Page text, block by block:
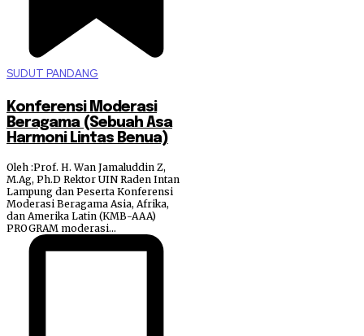
SUDUT PANDANG
Konferensi Moderasi
Beragama (Sebuah Asa
Harmoni Lintas Benua)
Oleh :Prof. H. Wan Jamaluddin Z,
M.Ag, Ph.D Rektor UIN Raden Intan
Lampung dan Peserta Konferensi
Moderasi Beragama Asia, Afrika,
dan Amerika Latin (KMB-AAA)
PROGRAM moderasi...